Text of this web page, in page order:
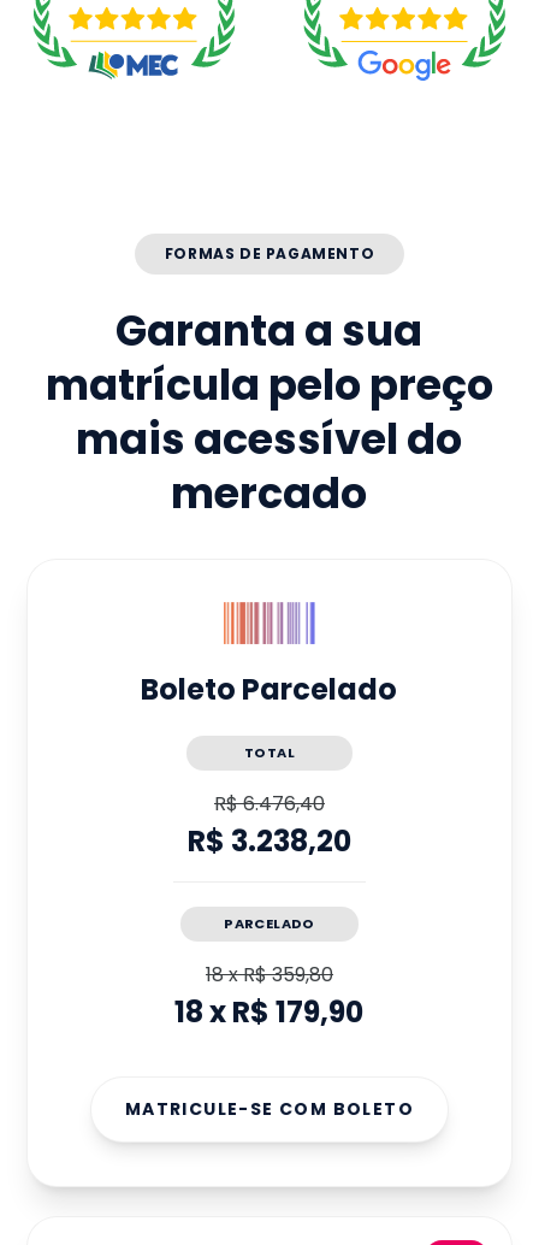
FORMAS DE PAGAMENTO
Garanta a sua
matrícula pelo preço
mais acessível do
mercado
Boleto Parcelado
TOTAL
R$ 6.476,40
R$ 3.238,20
PARCELADO
18xR$ 359,80
18xR$ 179,90
MATRICULE-SE COM BOLETO